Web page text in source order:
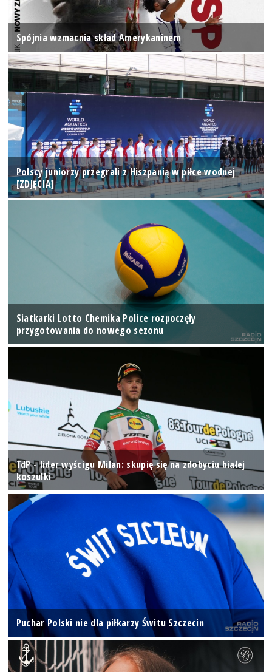
Spójnia wzmacnia skład Amerykaninem
Polscy juniorzy przegrali z Hiszpanią w piłce wodnej
[ZDJĘCIA]
Siatkarki Lotto Chemika Police rozpoczęły
przygotowania do nowego sezonu
TdP - lider wyścigu Milan: skupię się na zdobyciu białej
koszulki
Puchar Polski nie dla piłkarzy Świtu Szczecin